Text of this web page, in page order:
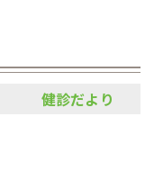
健診だより